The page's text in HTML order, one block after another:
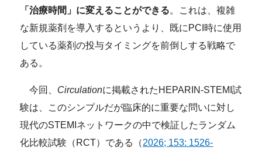
「治療時間」に変えることができる。これは、複雑
な新規薬剤を導入するというより、既にPCI時に使用
している薬剤の投与タイミングを前倒しする戦略で
ある。
今回、 Circulationに掲載されたHEPARIN-STEMI試
験は、このシンプルだが臨床的に重要な問いに対し
現代のSTEMIネットワークの中で検証したランダム
化比較試験（RCT）である（2026; 153: 1526-